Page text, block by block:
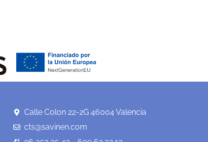
Calle Colon 22-2G 46004 Valencia
cts@savinen.com